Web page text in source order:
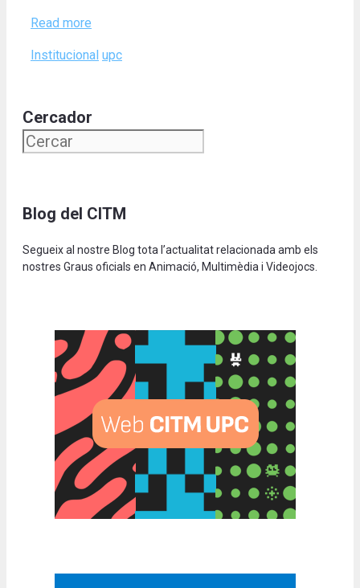
Read more
Categories
Institucional Tags
upc
Cercador
Blog del CITM
Segueix al nostre Blog tota l’actualitat relacionada amb els
nostres Graus oficials en Animació, Multimèdia i Videojocs.